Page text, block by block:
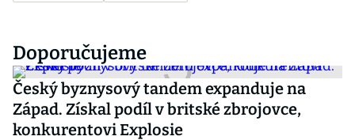
Doporučujeme
Český byznysový tandem expanduje na
Západ. Získal podíl v britské zbrojovce,
konkurentovi Explosie